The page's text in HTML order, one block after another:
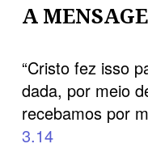
A
“Cristo fez isso
dada, por meio
recebamos por
3.14